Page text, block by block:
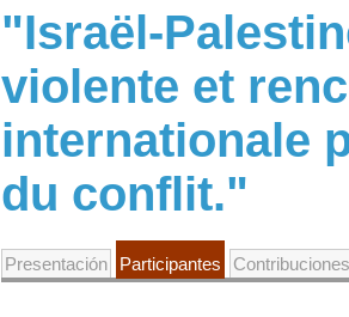
"Israël-
violente et
internationale
du conflit."
Presentación Participantes Contribuciones